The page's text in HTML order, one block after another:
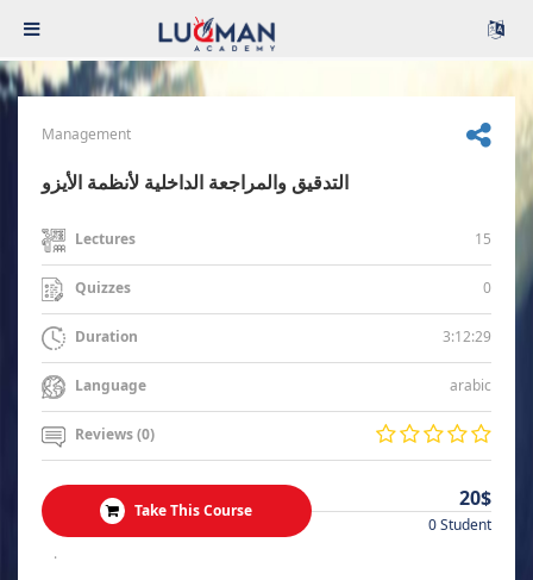
Management
التدقيق والمراجعة الداخلية لأنظمة الأيزو
Lectures 15
Quizzes 0
Duration 3:12:29
Language arabic
Reviews (0)
Take This Course 20$
0 Student
.